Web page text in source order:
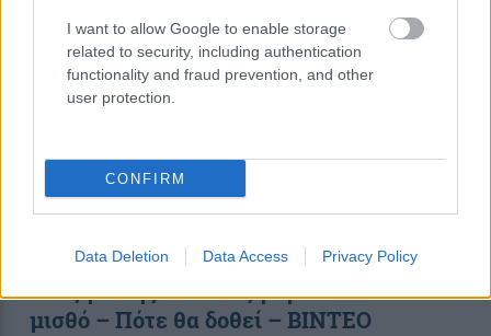
I want to allow Google to enable storage
related to security, including authentication
functionality and fraud prevention, and other
user protection.
CONFIRM
Data Deletion Data Access Privacy Policy
Χατζηδάκης: Νέα αύξηση στον κατώτατο
μισθό – Πότε θα δοθεί – ΒΙΝΤΕΟ